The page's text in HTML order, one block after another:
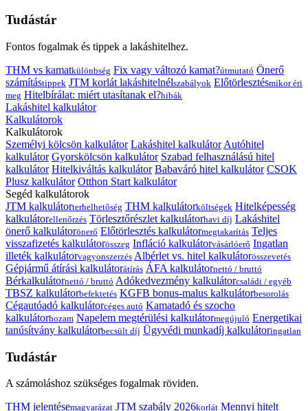
Tudástár
Fontos fogalmak és tippek a lakáshitelhez.
THM vs kamatkülönbség Fix vagy változó kamat?útmutató Önerő
számítástippek JTM korlát lakáshitelnélszabályok Előtörlesztésmikor éri
meg Hitelbírálat: miért utasítanak el?hibák
Lakáshitel kalkulátor
Kalkulátorok
Kalkulátorok
Személyi kölcsön kalkulátor Lakáshitel kalkulátor Autóhitel
kalkulátor Gyorskölcsön kalkulátor Szabad felhasználású hitel
kalkulátor Hitelkiváltás kalkulátor Babaváró hitel kalkulátor CSOK
Plusz kalkulátor Otthon Start kalkulátor
Segéd kalkulátorok
JTM kalkulátorterhelhetőség THM kalkulátorköltségek Hitelképesség
kalkulátorellenőrzés Törlesztőrészlet kalkulátorhavi díj Lakáshitel
önerő kalkulátorönerő Előtörlesztés kalkulátormegtakarítás Teljes
visszafizetés kalkulátorösszeg Infláció kalkulátorvásárlóerő Ingatlan
illeték kalkulátorvagyonszerzés Albérlet vs. hitel kalkulátorösszevetés
Gépjármű átírási kalkulátorátírás ÁFA kalkulátornettó / bruttó
Bérkalkulátornettó / bruttó Adókedvezmény kalkulátorcsaládi / egyéb
TBSZ kalkulátorbefektetés KGFB bonus-malus kalkulátorbesorolás
Cégautóadó kalkulátorcéges autó Kamatadó és szocho
kalkulátorhozam Napelem megtérülési kalkulátormegújuló Energetikai
tanúsítvány kalkulátorbecsült díj Ügyvédi munkadíj kalkulátoringatlan
Tudástár
A számoláshoz szükséges fogalmak röviden.
THM jelentésemagyarázat JTM szabály 2026korlát Mennyi hitelt